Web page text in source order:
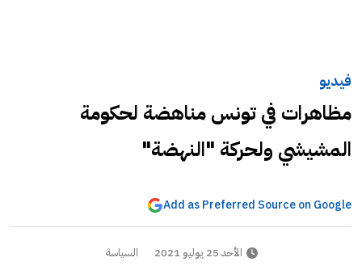
فيديو
مظاهرات في تونس مناهضة لحكومة
المشيشي ولحركة "النهضة"
Add as Preferred Source on Google
الأحد 25 يوليو 2021 السياسة